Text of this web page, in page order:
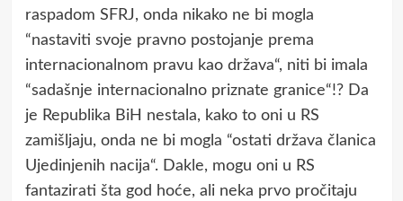
raspadom SFRJ, onda nikako ne bi mogla
“nastaviti svoje pravno postojanje prema
internacionalnom pravu kao država“, niti bi imala
“sadašnje internacionalno priznate granice“!? Da
je Republika BiH nestala, kako to oni u RS
zamišljaju, onda ne bi mogla “ostati država članica
Ujedinjenih nacija“. Dakle, mogu oni u RS
fantazirati šta god hoće, ali neka prvo pročitaju